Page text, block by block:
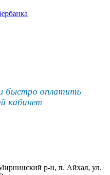
быстро оплатить
кабинет
р-н, п. Айхал, ул.